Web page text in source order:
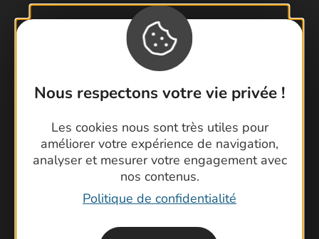
Nous respectons votre vie privée !
Les cookies nous sont très utiles pour
améliorer votre expérience de navigation,
analyser et mesurer votre engagement avec
nos contenus.
Politique de confidentialité
Contactez-nous !
Brochures
Cartoguides et Topoguides
Latitude Gard